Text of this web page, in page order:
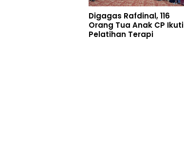
Digagas Rafdinal, 116
Orang Tua Anak CP Ikuti
Pelatihan Terapi